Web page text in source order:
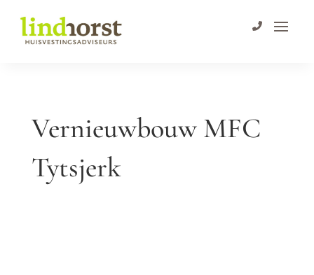
Vernieuwbouw MFC
Tytsjerk